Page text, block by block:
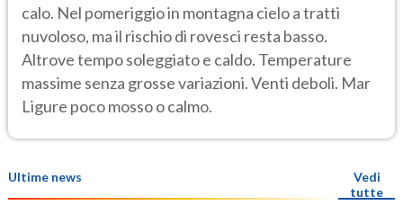
calo. Nel pomeriggio in montagna cielo a tratti
nuvoloso, ma il rischio di rovesci resta basso.
Altrove tempo soleggiato e caldo. Temperature
massime senza grosse variazioni. Venti deboli. Mar
Ligure poco mosso o calmo.
Ultime news
Vedi
tutte